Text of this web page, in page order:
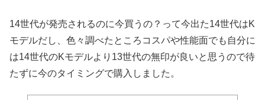
14世代が発売されるのに今買うの？って今出た14世代はK
モデルだし、色々調べたところコスパや性能面でも自分に
は14世代のKモデルより13世代の無印が良いと思うので待
たずに今のタイミングで購入しました。